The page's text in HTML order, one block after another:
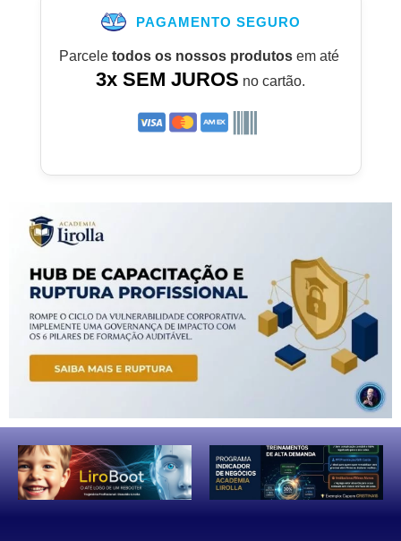
PAGAMENTO SEGURO
Parcele todos os nossos produtosem até
3x SEM JUROS no cartão.